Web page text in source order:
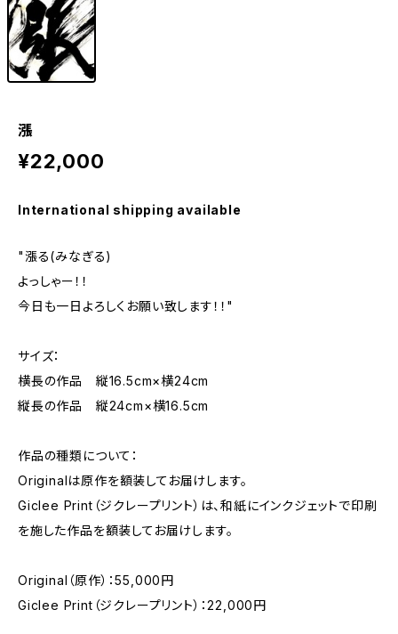
漲
¥22,000
International shipping available
"漲る(みなぎる)
よっしゃー！！
今日も一日よろしくお願い致します！！"
サイズ：
横長の作品 縦16.5cm×横24cm
縦長の作品 縦24cm×横16.5cm
作品の種類について：
Originalは原作を額装してお届けします。
Giclee Print（ジクレープリント）は、和紙にインクジェットで印刷
を施した作品を額装してお届けします。
Original（原作）：55,000円
Giclee Print（ジクレープリント）：22,000円